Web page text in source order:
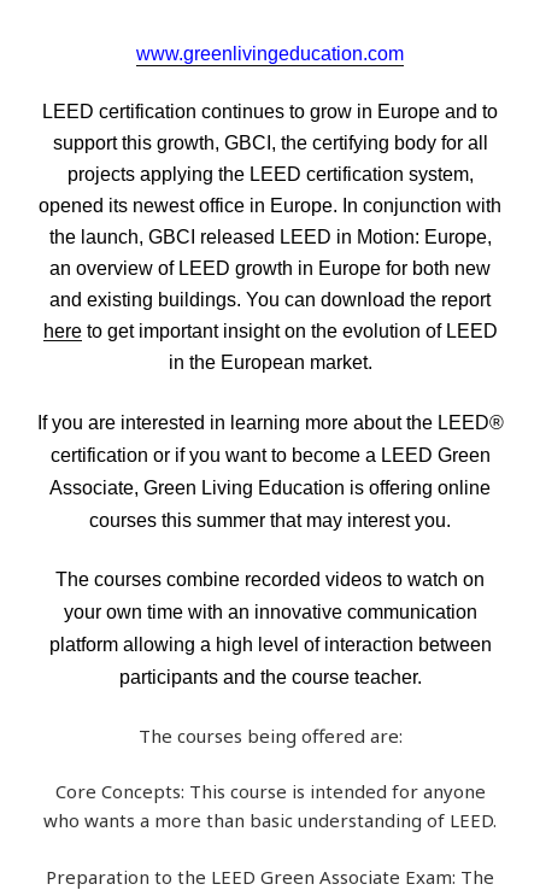
www.greenlivingeducation.com
LEED certification continues to grow in Europe and to
support this growth, GBCI, the certifying body for all
projects applying the LEED certification system,
opened its newest office in Europe. In conjunction with
the launch, GBCI released LEED in Motion: Europe,
an overview of LEED growth in Europe for both new
and existing buildings. You can download the report
hereto get important insight on the evolution of LEED
in the European market.
If you are interested in learning more about the LEED®
certification or if you want to become a LEED Green
Associate, Green Living Education is offering online
courses this summer that may interest you.
The courses combine recorded videos to watch on
your own time with an innovative communication
platform allowing a high level of interaction between
participants and the course teacher.
The courses being offered are:
Core Concepts: This course is intended for anyone
who wants a more than basic understanding of LEED.
Preparation to the LEED Green Associate Exam: The